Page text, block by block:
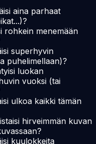
aina parhaat
rohkein menemään
superhyvin
puhelimellaan)?
luokan
vuoksi (tai
ulkoa kaikki tämän
hirveimmän kuvan
kuulokkeita